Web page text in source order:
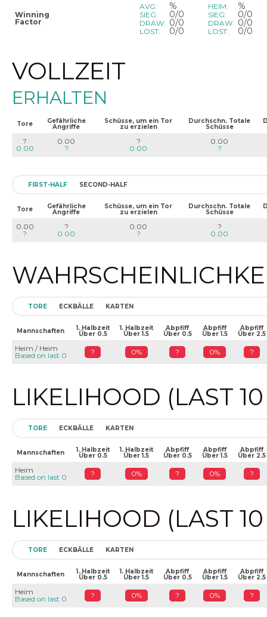
Winning
Factor
AVG: %
SIEG: 0/0
DRAW: 0/0
LOST: 0/0
HEIM: %
SIEG: 0/0
DRAW: 0/0
LOST: 0/0
VOLLZEIT
ERHALTEN
Tore Gefährliche
Angriffe
Schüsse, um ein Tor
zu erzielen
Durchschn. Totale
Schüsse
?
0.00
0.00
?
?
0.00
0.00
?
FIRST-HALF SECOND-HALF
Tore Gefährliche
Angriffe
Schüsse, um ein Tor
zu erzielen
Durchschn. Totale
Schüsse
0.00
?
?
0.00
0.00
?
?
0.00
TORE ECKBÄLLE KARTEN
Mannschaften 1. Halbzeit
Über 0.5
1. Halbzeit
Über 1.5
Abpfiff
Über 0.5
Abpfiff
Über 1.5
Abpfiff
Über 2.5
Heim / Heim
Based on last 0
? 0% ? 0% ?
LIKELIHOOD (LAST
TORE ECKBÄLLE KARTEN
Mannschaften 1. Halbzeit
Über 0.5
1. Halbzeit
Über 1.5
Abpfiff
Über 0.5
Abpfiff
Über 1.5
Abpfiff
Über 2.5
Heim
Based on last 0
? 0% ? 0% ?
LIKELIHOOD (LAST
TORE ECKBÄLLE KARTEN
Mannschaften 1. Halbzeit
Über 0.5
1. Halbzeit
Über 1.5
Abpfiff
Über 0.5
Abpfiff
Über 1.5
Abpfiff
Über 2.5
Heim
Based on last 0
? 0% ? 0% ?